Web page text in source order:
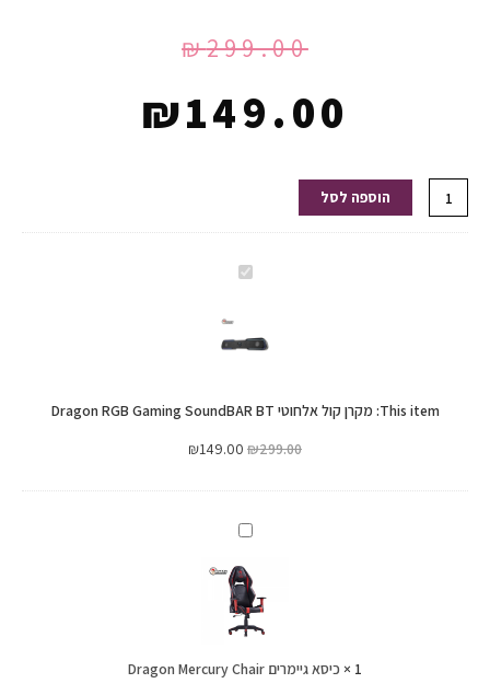
₪299.00
₪149.00
כמות
של
SoundBAR
הוספה לסל
מקרן
אלחוטי
Dragon
Gaming
This item: מקרן קול אלחוטי Dragon RGB Gaming SoundBAR BT
₪299.00
₪149.00
כיסא
Dragon
Mercury
Chair
1
× כיסא גיימרים Dragon Mercury Chair